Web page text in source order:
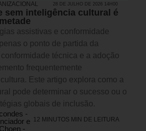
28 DE JULHO DE 2026 14H00
sem inteligência cultural é
assistivas e conformidade
o ponto de partida da
técnica e a adoção
frequentemente
Este artigo explora como a
pode determinar o sucesso ou o
globais de inclusão.
-
e
-
12 MINUTOS MIN DE LEITURA